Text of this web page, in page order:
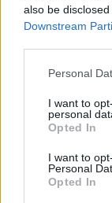
also be
Downstream
Personal
I want to
personal
Opted In
I want to
Personal
Opted In
lunedì 04
Patronale”.
Robecchesi;
nel cortile